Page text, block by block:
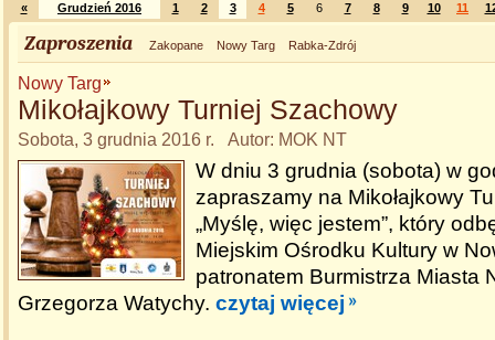
« Grudzień 2016 1 2 3 4 5 6 7 8 9 10 11
Zaproszenia Zakopane Nowy Targ Rabka-Zdrój
Nowy Targ
Mikołajkowy Turniej Szachowy
Sobota, 3 grudnia 2016 r. Autor: MOK NT
W dniu 3 grudnia (sobota) w
zapraszamy na Mikołajkowy
„Myślę, więc jestem”, który
Miejskim Ośrodku Kultury w
patronatem Burmistrza Miasta
Grzegorza Watychy. czytaj więcej